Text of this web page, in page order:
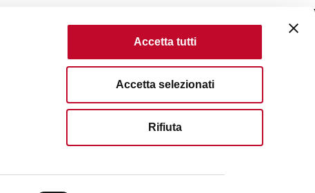
Accetta tutti
Accetta selezionati
Rifiuta
Terms of use Terms of purchase